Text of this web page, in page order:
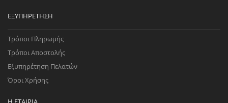
ΕΞΥΠΗΡΈΤΗΣΗ
Τρόποι Πληρωμής
Τρόποι Αποστολής
Εξυπηρέτηση Πελατών
Όροι Χρήσης